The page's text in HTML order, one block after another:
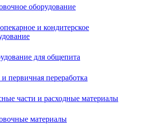
оборудование
и кондитерское
для общепита
первичная переработка
части и расходные материалы
материалы